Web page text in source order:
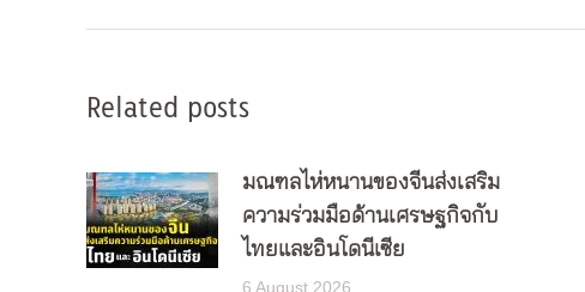
Related posts
มณฑลไห่หนานของจีนส่งเสริม
ความร่วมมือด้านเศรษฐกิจกับ
ไทยและอินโดนีเซีย
6 August 2026